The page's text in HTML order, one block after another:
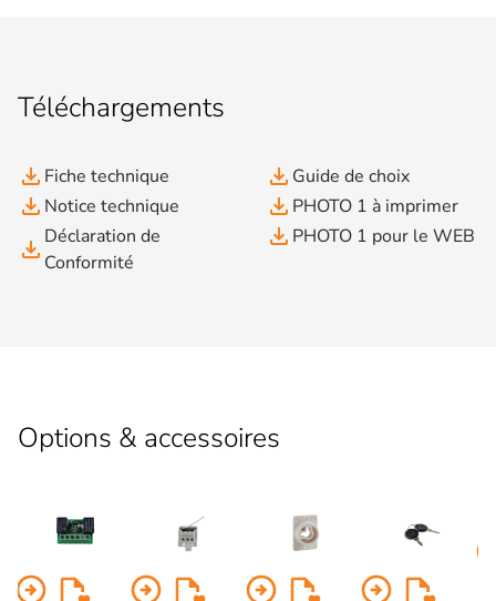
Téléchargements
file_download Fiche technique
file_download Notice technique
file_download Déclaration de
Conformité
file_download Guide de choix
file_download PHOTO 1 à imprimer
file_download PHOTO 1 pour le WEB
Options & accessoires
arrow_circle_right arrow_circle_right arrow_circle_right arrow_circle_right